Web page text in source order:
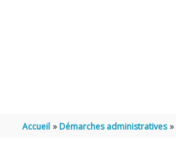
Accueil Démarches administratives